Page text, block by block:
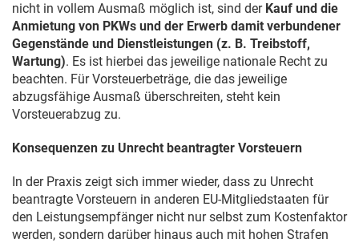
nicht in vollem Ausmaß möglich ist, sind der Kauf und die
Anmietung von PKWs und der Erwerb damit verbundener
Gegenstände und Dienstleistungen (z. B. Treibstoff,
Wartung). Es ist hierbei das jeweilige nationale Recht zu
beachten. Für Vorsteuerbeträge, die das jeweilige
abzugsfähige Ausmaß überschreiten, steht kein
Vorsteuerabzug zu.
Konsequenzen zu Unrecht beantragter Vorsteuern
In der Praxis zeigt sich immer wieder, dass zu Unrecht
beantragte Vorsteuern in anderen EU-Mitgliedstaaten für
den Leistungsempfänger nicht nur selbst zum Kostenfaktor
werden, sondern darüber hinaus auch mit hohen Strafen